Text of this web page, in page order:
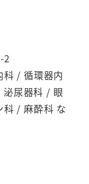
2
/ 循環器内
尿器科 / 眼
/ 麻酔科 な